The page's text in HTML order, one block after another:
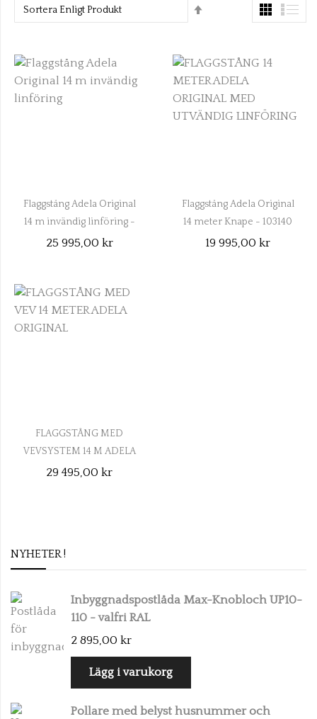
Descending
Flaggstång Adela Original
14 m invändig linföring -
103141
25 995,00 kr
Flaggstång Adela Original
14 meter Knape - 103140
19 995,00 kr
FLAGGSTÅNG MED
VEVSYSTEM 14 M ADELA
ORIGINAL - 103142
29 495,00 kr
NYHETER !
Inbyggnadspostlåda Max-Knobloch UP10-
110 - valfri RAL
2 895,00 kr
Lägg i varukorg
Pollare med belyst husnummer och